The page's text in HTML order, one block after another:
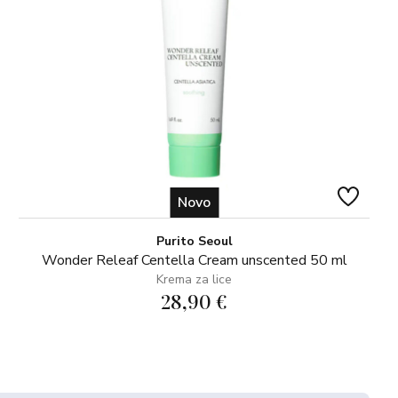
Novo
Purito Seoul
Wonder Releaf Centella Cream unscented 50 ml
Krema za lice
28,90 €